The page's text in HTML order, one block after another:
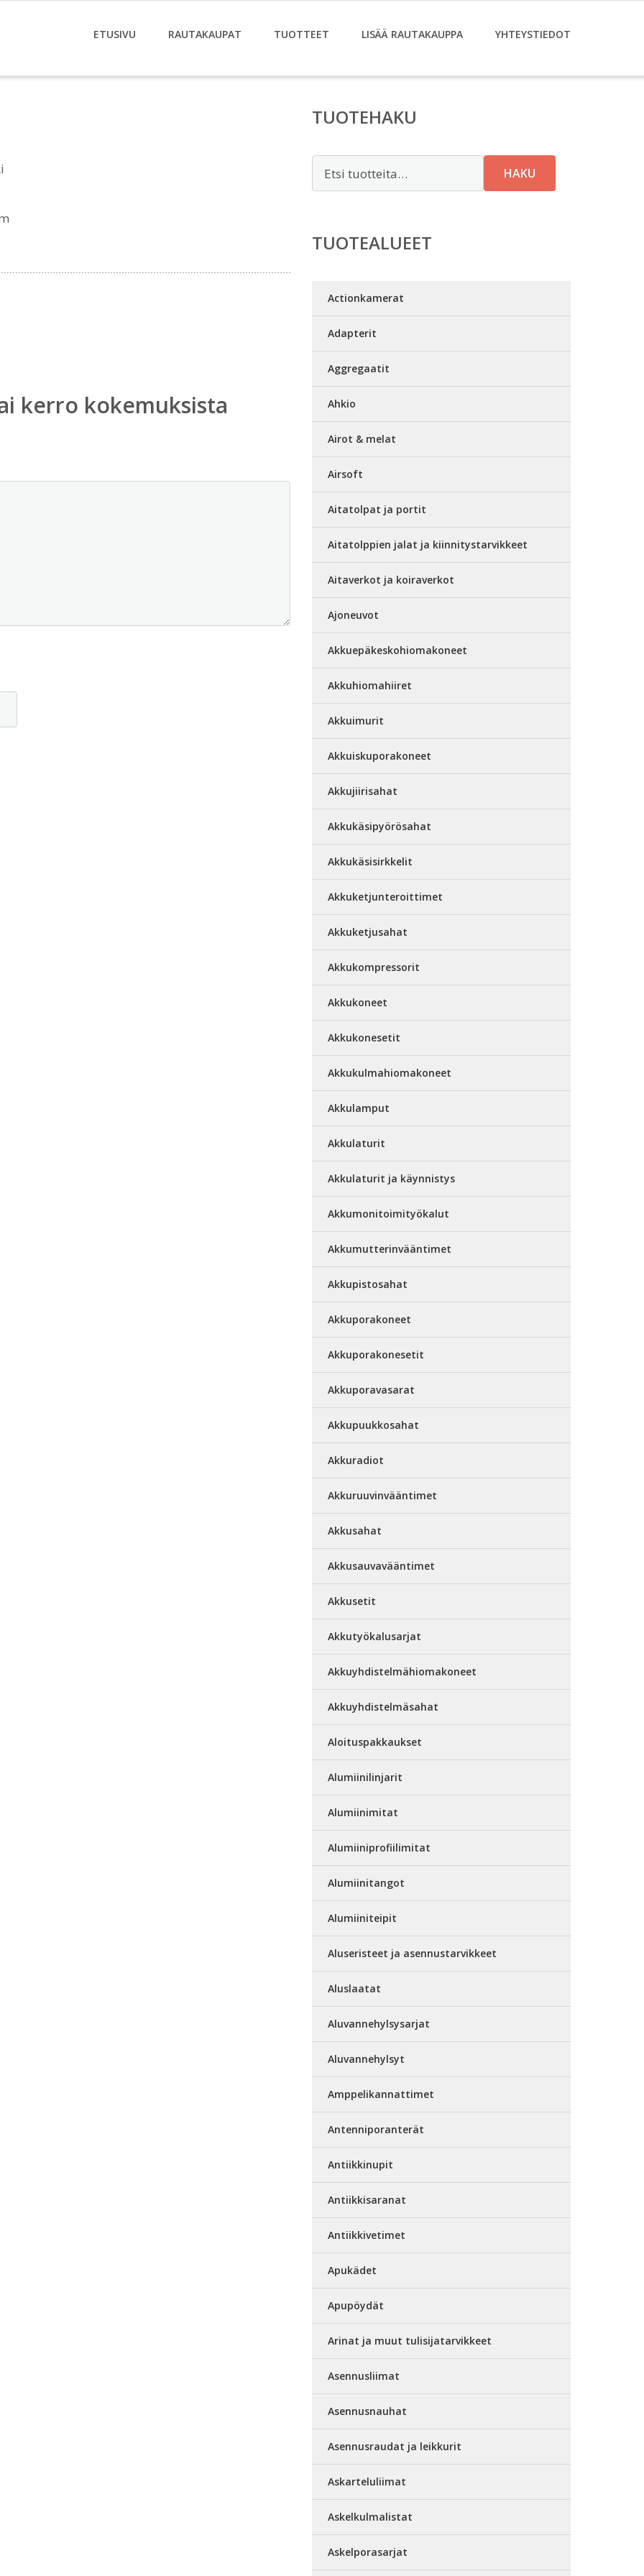
ETUSIVU RAUTAKAUPAT TUOTTEET LISÄÄ RAUTAKAUPPA YHTEYSTIEDOT
kerro kokemuksista
TUOTEHAKU
HAKU
TUOTEALUEET
Actionkamerat
Adapterit
Aggregaatit
Ahkio
Airot & melat
Airsoft
Aitatolpat ja portit
Aitatolppien jalat ja kiinnitystarvikkeet
Aitaverkot ja koiraverkot
Ajoneuvot
Akkuepäkeskohiomakoneet
Akkuhiomahiiret
Akkuimurit
Akkuiskuporakoneet
Akkujiirisahat
Akkukäsipyörösahat
Akkukäsisirkkelit
Akkuketjunteroittimet
Akkuketjusahat
Akkukompressorit
Akkukoneet
Akkukonesetit
Akkukulmahiomakoneet
Akkulamput
Akkulaturit
Akkulaturit ja käynnistys
Akkumonitoimityökalut
Akkumutterinvääntimet
Akkupistosahat
Akkuporakoneet
Akkuporakonesetit
Akkuporavasarat
Akkupuukkosahat
Akkuradiot
Akkuruuvinvääntimet
Akkusahat
Akkusauvavääntimet
Akkusetit
Akkutyökalusarjat
Akkuyhdistelmähiomakoneet
Akkuyhdistelmäsahat
Aloituspakkaukset
Alumiinilinjarit
Alumiinimitat
Alumiiniprofiilimitat
Alumiinitangot
Alumiiniteipit
Aluseristeet ja asennustarvikkeet
Aluslaatat
Aluvannehylsysarjat
Aluvannehylsyt
Amppelikannattimet
Antenniporanterät
Antiikkinupit
Antiikkisaranat
Antiikkivetimet
Apukädet
Apupöydät
Arinat ja muut tulisijatarvikkeet
Asennusliimat
Asennusnauhat
Asennusraudat ja leikkurit
Askarteluliimat
Askelkulmalistat
Askelporasarjat